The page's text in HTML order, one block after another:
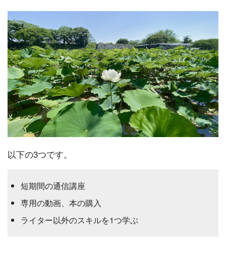
以下の3つです。
短期間の通信講座
専用の動画、本の購入
ライター以外のスキルを1つ学ぶ